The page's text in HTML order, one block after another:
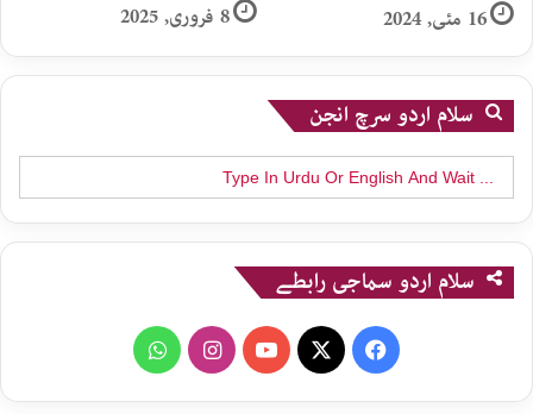
16 مئی, 2024
8 فروری, 2025
سلام اردو سرچ انجن
Search
for:
سلام اردو سماجی رابطے
Facebook
YouTube
Instagram
WhatsApp